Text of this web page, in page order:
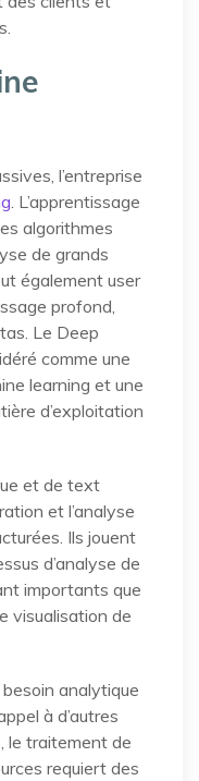
l’entreprise
. L’apprentissage
algorithmes
de grands
également user
profond,
Le Deep
comme une
learning et une
d’exploitation
et de text
et l’analyse
Ils jouent
d’analyse de
importants que
visualisation de
analytique
à d’autres
le traitement de
requiert des